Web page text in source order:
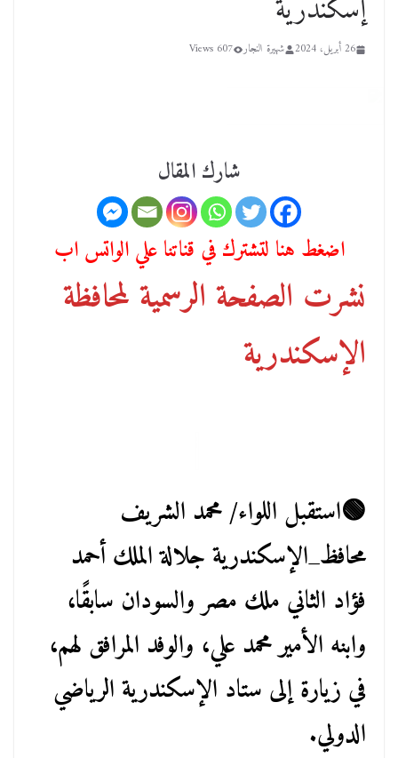
إسكندرية
26 أبريل، 2024 شهيرة النجار 607 Views
شارك المقال
اضغط هنا لتشترك في قناتنا علي الواتس اب
نشرت الصفحة الرسمية لمحافظة
الإسكندرية
🟢استقبل اللواء/ محمد الشريف
محافظ_الإسكندرية جلالة الملك أحمد
فؤاد الثاني ملك مصر والسودان سابقًا،
وابنه الأمير محمد علي، والوفد المرافق لهم،
في زيارة إلى ستاد الإسكندرية الرياضي
الدولي.